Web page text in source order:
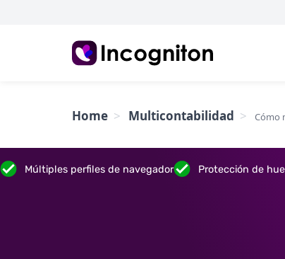
Home Multicontabilidad Cómo
Múltiples perfiles de navegador Protección de